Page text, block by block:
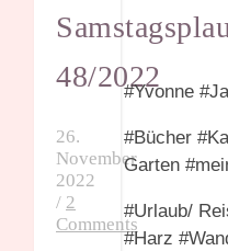
48/2022
26.
November
2022
/ 2
Comments
#Yvonne
#Bücher
Garten
#Urlaub/
#Harz